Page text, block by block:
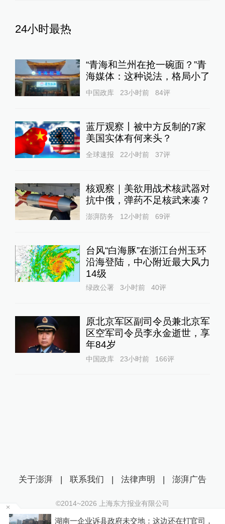
24小时最热
“青海和兰州在抢一碗面？”青
海媒体：这种说法，格局小了
中国政库 23小时前 84评
蓝厅观察丨被中方反制的7家
美国实体有何来头？
全球速报 22小时前 37评
核观察｜美欲用战术核武器对
抗中俄，弹药不足核武来凑？
澎湃防务 12小时前 69评
台风“白海豚”在浙江台州玉环
沿海登陆，中心附近最大风力
14级
绿政公署 3小时前 40评
原北京军区副司令员兼北京军
区空军司令员李永金逝世，享
年84岁
中国政库 23小时前 166评
湖南一企业诉县政府未交地：这边还在打官司，
关于澎湃 | 联系我们 | 法律声明 | 澎湃广告
©2014~2026 上海东方报业有限公司
沪ICP证：沪B2-20170116 | 沪ICP备14003370号